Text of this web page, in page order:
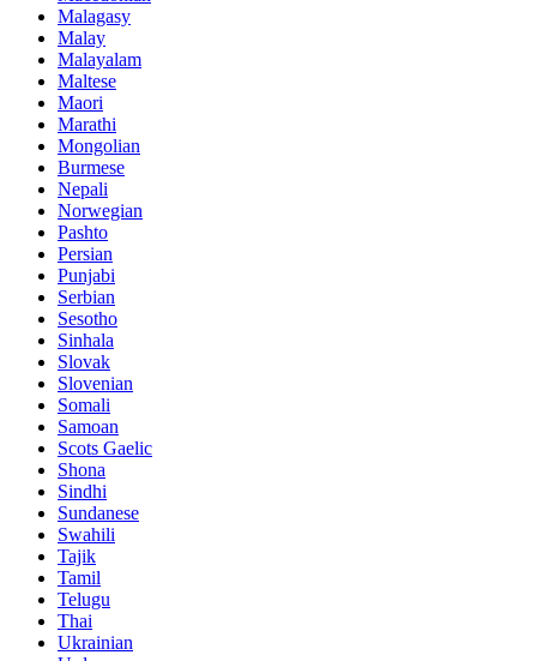
Malagasy
Malay
Malayalam
Maltese
Maori
Marathi
Mongolian
Burmese
Nepali
Norwegian
Pashto
Persian
Punjabi
Serbian
Sesotho
Sinhala
Slovak
Slovenian
Somali
Samoan
Scots Gaelic
Shona
Sindhi
Sundanese
Swahili
Tajik
Tamil
Telugu
Thai
Ukrainian